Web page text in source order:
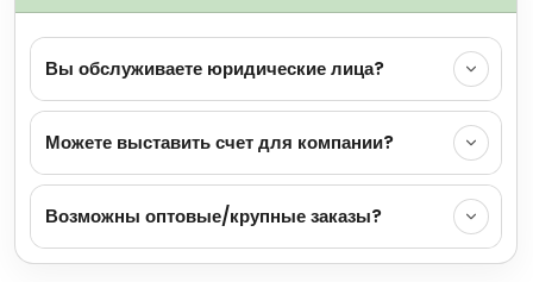
Вы обслуживаете юридические лица?
Можете выставить счет для компании?
Возможны оптовые/крупные заказы?